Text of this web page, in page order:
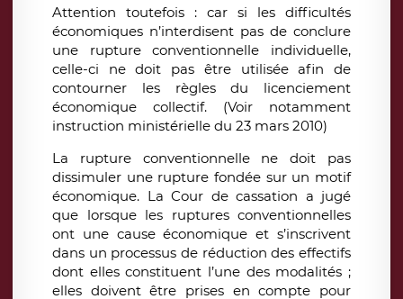
Attention toutefois : car si les difficultés
économiques n’interdisent pas de conclure
une rupture conventionnelle individuelle,
celle-ci ne doit pas être utilisée afin de
contourner les règles du licenciement
économique collectif. (Voir notamment
instruction ministérielle du 23 mars 2010)
La rupture conventionnelle ne doit pas
dissimuler une rupture fondée sur un motif
économique. La Cour de cassation a jugé
que lorsque les ruptures conventionnelles
ont une cause économique et s’inscrivent
dans un processus de réduction des effectifs
dont elles constituent l’une des modalités ;
elles doivent être prises en compte pour